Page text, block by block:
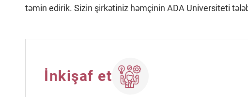
təmin edirik. Sizin şirkətiniz həmçinin ADA Universiteti
İnkişaf et